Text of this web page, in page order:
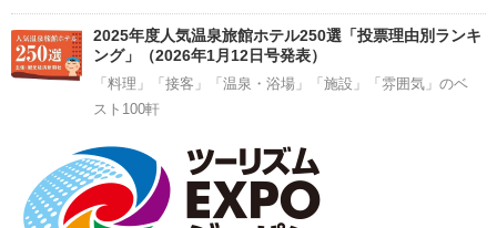
2025年度人気温泉旅館ホテル250選「投票理由別ランキ
ング」（2026年1月12日号発表）
「料理」「接客」「温泉・浴場」「施設」「雰囲気」のベ
スト100軒